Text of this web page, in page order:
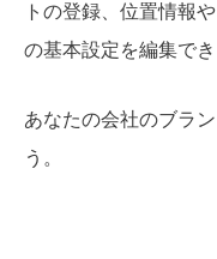
トの登録、位置情報
の基本設定を編集でき
あなたの会社のブラ
う。